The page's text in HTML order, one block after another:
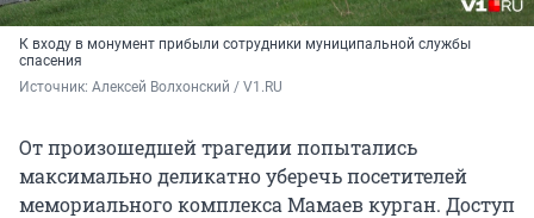
К входу в монумент прибыли сотрудники муниципальной службы
спасения
Источник: Алексей Волхонский / V1.RU
От произошедшей трагедии попытались
максимально деликатно уберечь посетителей
мемориального комплекса Мамаев курган. Доступ